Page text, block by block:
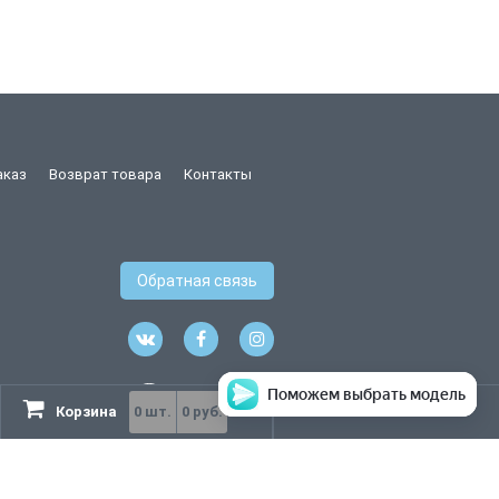
Возврат товара Контакты
Обратная связь
Корзина 0 шт. 0 руб.
Поможем выбрать модель